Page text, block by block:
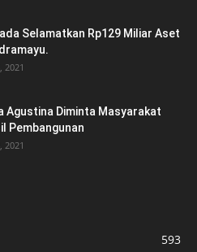
Selamatkan Rp129 Miliar Aset
2021
Agustina Diminta Masyarakat
Pembangunan
2021
593